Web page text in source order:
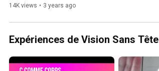
de manquer d'amour
14K views • 3 years ago
Expériences de Vision Sans Tête